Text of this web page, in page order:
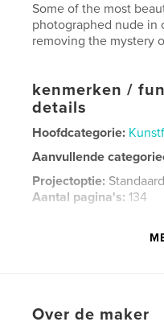
Some of the most
photographed nude in
removing the mystery
kenmerken /
details
Hoofdcategorie:
Aanvullende
Projectoptie:
Aantal pagina's: 134
Over de maker